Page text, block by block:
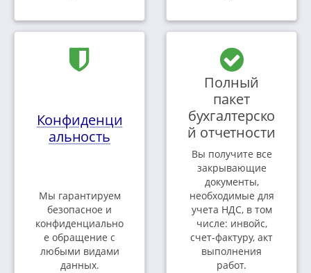
Конфиденци
альность
Мы гарантируем
безопасное и
конфиденциально
е обращение с
любыми видами
данных.
Полный
пакет
бухгалтерско
й отчетности
Вы получите все
закрывающие
документы,
необходимые для
учета НДС, в том
числе: инвойс,
счет-фактуру, акт
выполнения
работ.